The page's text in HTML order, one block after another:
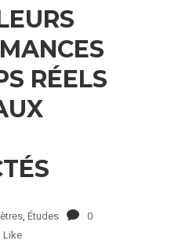
RÉELS
, Études
0
Like